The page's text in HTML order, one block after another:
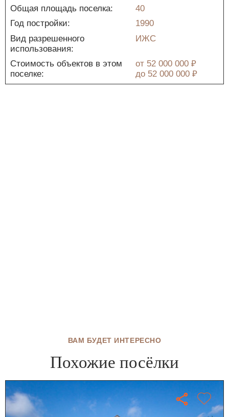
Общая площадь поселка:
40
Год постройки:
1990
Вид разрешенного
использования:
ИЖС
Стоимость объектов в этом
поселке:
от 52 000 000 ₽
до 52 000 000 ₽
ВАМ БУДЕТ ИНТЕРЕСНО
Похожие посёлки